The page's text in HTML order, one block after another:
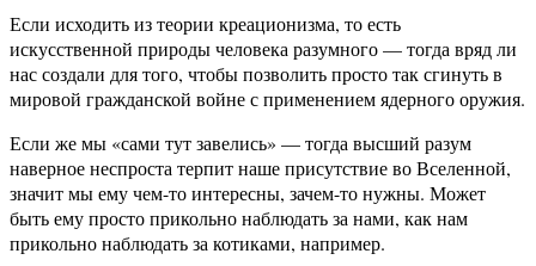
Если исходить из теории креационизма, то есть
искусственной природы человека разумного — тогда вряд ли
нас создали для того, чтобы позволить просто так сгинуть в
мировой гражданской войне с применением ядерного оружия.
Если же мы «сами тут завелись» — тогда высший разум
наверное неспроста терпит наше присутствие во Вселенной,
значит мы ему чем-то интересны, зачем-то нужны. Может
быть ему просто прикольно наблюдать за нами, как нам
прикольно наблюдать за котиками, например.